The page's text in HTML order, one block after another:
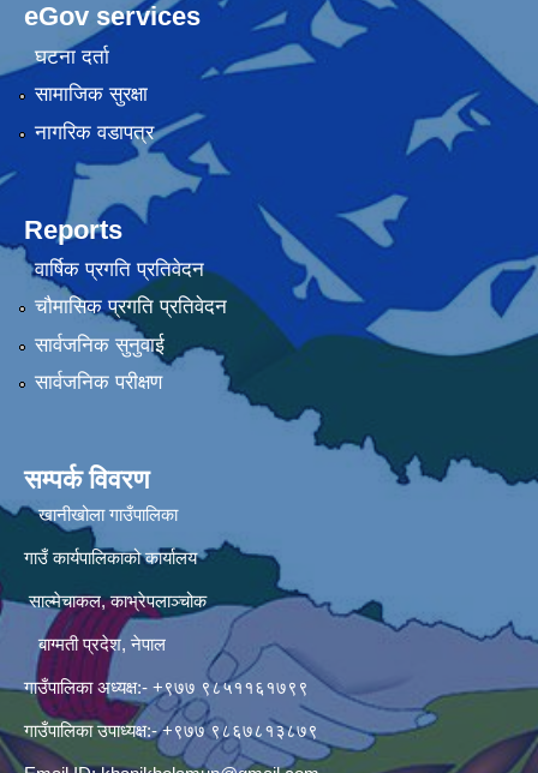
eGov services
घटना दर्ता
सामाजिक सुरक्षा
नागरिक वडापत्र
Reports
वार्षिक प्रगति प्रतिवेदन
चौमासिक प्रगति प्रतिवेदन
सार्वजनिक सुनुवाई
सार्वजनिक परीक्षण
सम्पर्क विवरण
खानीखोला गाउँपालिका
गाउँ कार्यपालिकाको कार्यालय
साल्मेचाकल, काभ्रेपलाञ्चोक
बाग्मती प्रदेश, नेपाल
गाउँपालिका अध्यक्ष:- +९७७ ९८५११६१७९९
गाउँपालिका उपाध्यक्ष:- +९७७ ९८६७८१३८७९